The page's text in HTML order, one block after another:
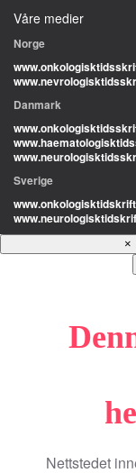
Våre medier
Norge
Danmark
Sverige
×
Nettstedet